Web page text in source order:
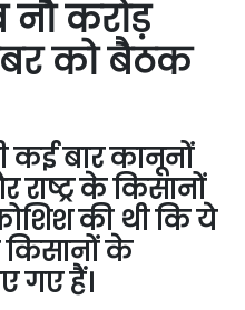
करोड़
को बैठक
कई बार कानूनों
के किसानों
की थी कि ये
के
गए हैं।